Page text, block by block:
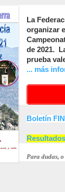
La
organizar
de 2021.
prueba
... más
Boletín
Para dudas,